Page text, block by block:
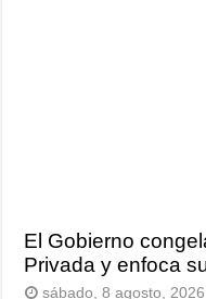
El Gobierno
Privada y enfoca
sábado, 8 agosto, 2026